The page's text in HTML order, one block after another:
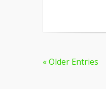
« Older Entries